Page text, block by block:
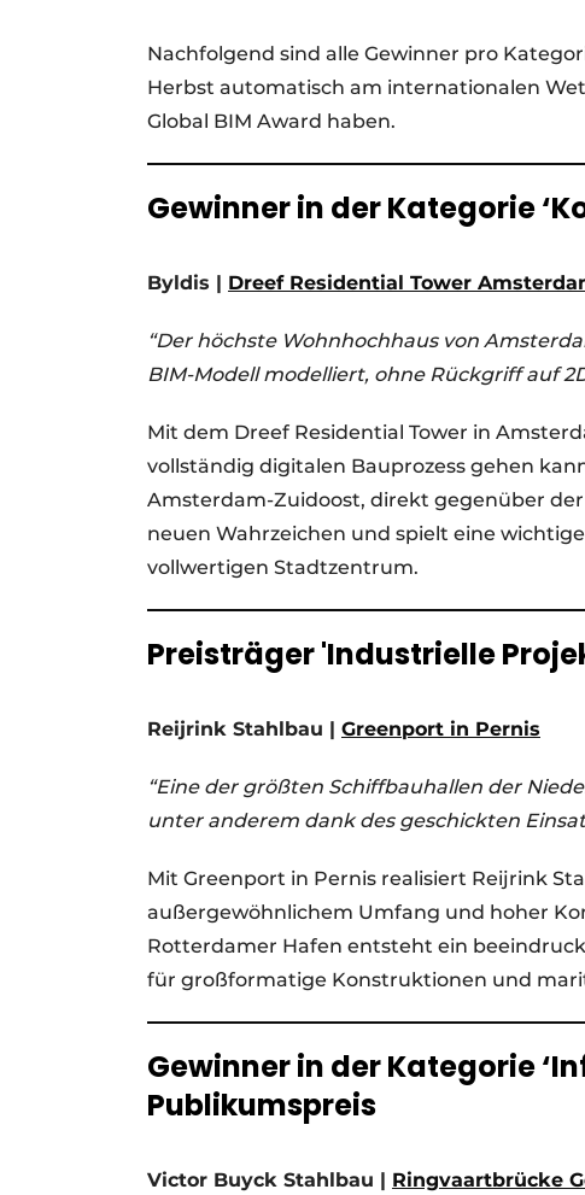
Nachfolgend sind alle Gewinner pro
Herbst automatisch am internationalen
Global BIM Award haben.
Gewinner in der Kategorie
Byldis | Dreef Residential Tower
“Der höchste Wohnhochhaus von
BIM-Modell modelliert, ohne Rückgriff auf
Mit dem Dreef Residential Tower in
vollständig digitalen Bauprozess gehen
Amsterdam-Zuidoost, direkt gegenüber
neuen Wahrzeichen und spielt eine
vollwertigen Stadtzentrum.
Preisträger 'Industrielle
Reijrink Stahlbau | Greenport in Pernis
“Eine der größten Schiffbauhallen der
unter anderem dank des geschickten
Mit Greenport in Pernis realisiert Reijrink
außergewöhnlichem Umfang und hoher
Rotterdamer Hafen entsteht ein
für großformatige Konstruktionen und
Gewinner in der Kategorie
Publikumspreis
Victor Buyck Stahlbau | Ringvaartbrücke